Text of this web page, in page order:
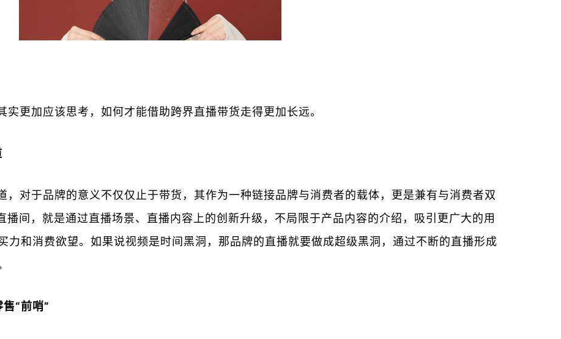
更加应该思考，如何才能借助跨界直播带货走得更加长远。
，对于品牌的意义不仅仅止于带货，其作为一种链接品牌与消费者的载体，更是兼有与消费者双
播间，就是通过直播场景、直播内容上的创新升级，不局限于产品内容的介绍，吸引更广大的用
力和消费欲望。如果说视频是时间黑洞，那品牌的直播就要做成超级黑洞，通过不断的直播形成
“前哨”